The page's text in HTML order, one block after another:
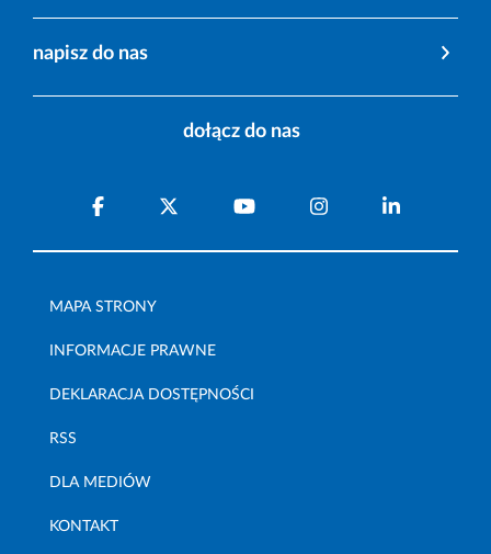
napisz do nas
dołącz do nas
MAPA STRONY
INFORMACJE PRAWNE
DEKLARACJA DOSTĘPNOŚCI
RSS
DLA MEDIÓW
KONTAKT